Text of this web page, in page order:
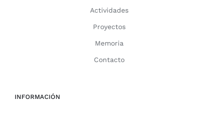
Actividades
Proyectos
Memoria
Contacto
INFORMACIÓN